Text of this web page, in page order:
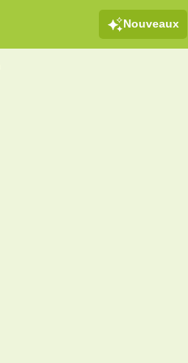
Nouveaux